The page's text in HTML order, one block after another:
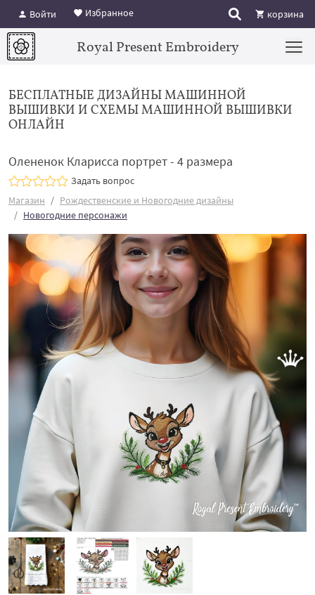
Войти Избранное корзина
Royal Present Embroidery
БЕСПЛАТНЫЕ ДИЗАЙНЫ МАШИННОЙ
ВЫШИВКИ И СХЕМЫ МАШИННОЙ ВЫШИВКИ
ОНЛАЙН
Олененок Кларисса портрет - 4 размера
Задать вопрос
Магазин
Рождественские и Новогодние дизайны
Новогодние персонажи